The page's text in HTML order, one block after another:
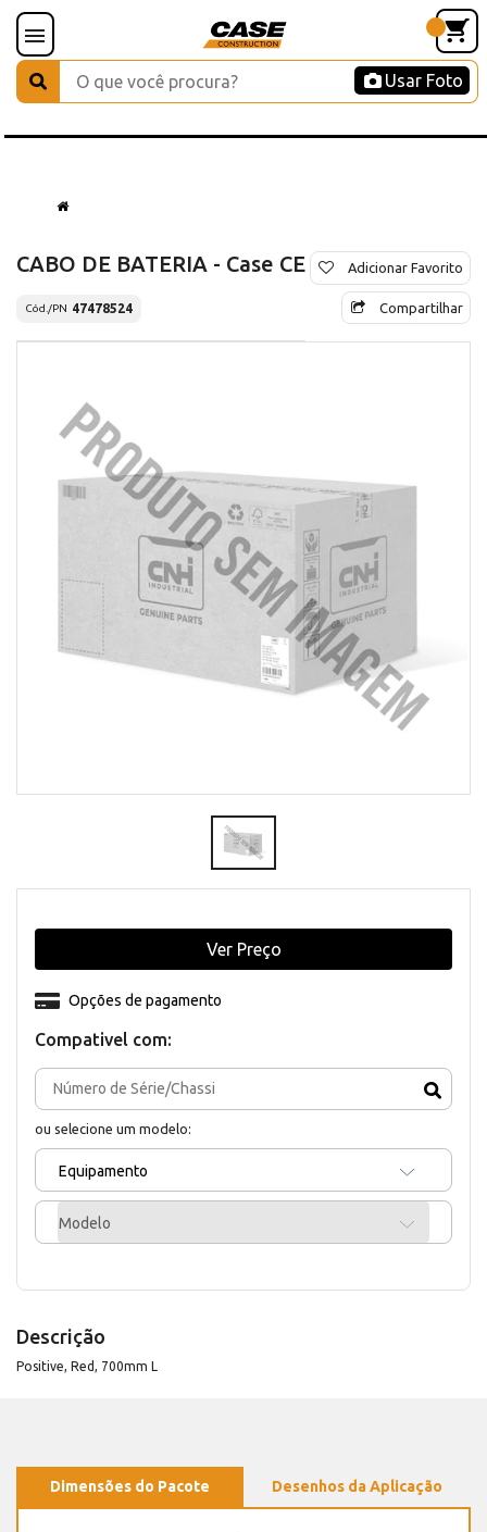
Usar Foto
CABO DE BATERIA - Case CE
Cód./PN 47478524
Adicionar Favorito
Compartilhar
Compativel com:
ou selecione um modelo:
Equipamento
Modelo
Opções de pagamento
Ver Preço
Descrição
Positive, Red, 700mm L
Dimensões do Pacote Desenhos da Aplicação